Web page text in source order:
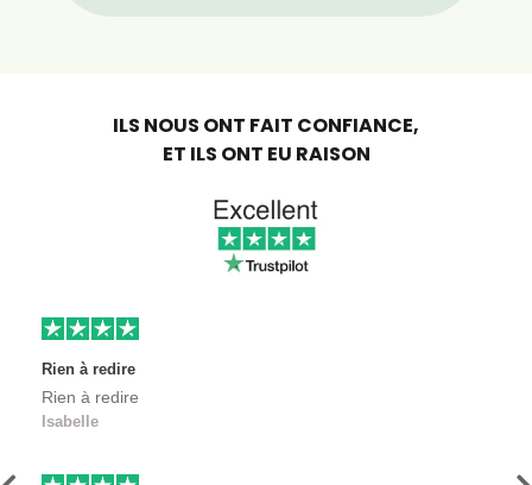
ILS NOUS ONT FAIT CONFIANCE,
ET ILS ONT EU RAISON
Rien à redire
Rien à redire
Isabelle